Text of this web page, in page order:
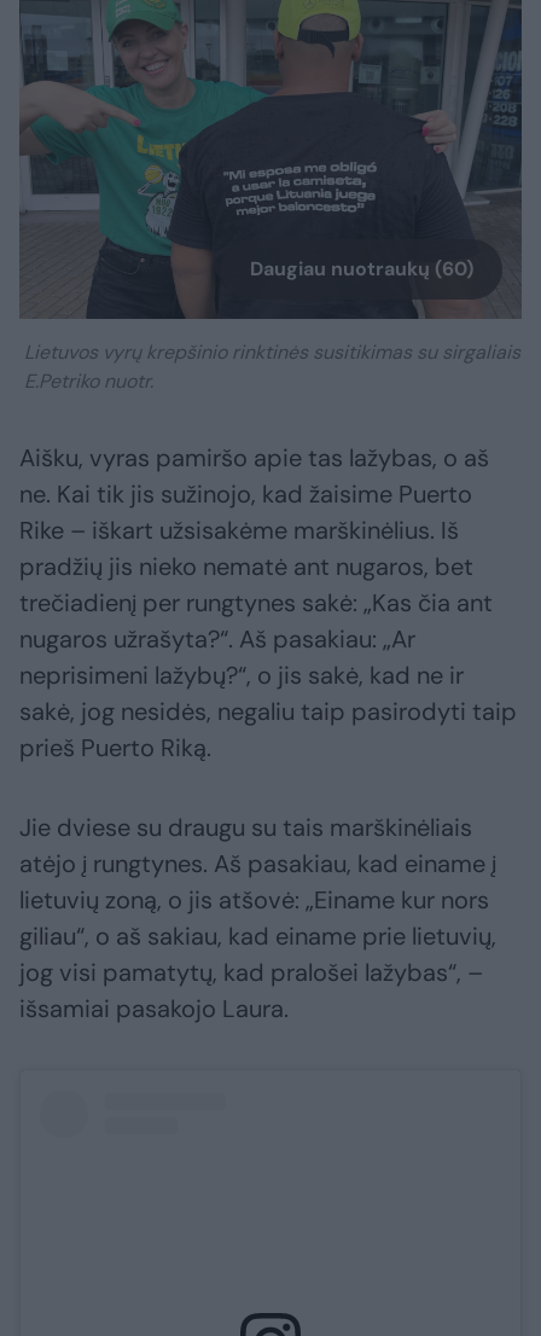
Daugiau nuotraukų (60)
Lietuvos vyrų krepšinio rinktinės susitikimas su sirgaliais
E.Petriko nuotr.
Aišku, vyras pamiršo apie tas lažybas, o aš
ne. Kai tik jis sužinojo, kad žaisime Puerto
Rike – iškart užsisakėme marškinėlius. Iš
pradžių jis nieko nematė ant nugaros, bet
trečiadienį per rungtynes sakė: „Kas čia ant
nugaros užrašyta?“. Aš pasakiau: „Ar
neprisimeni lažybų?“, o jis sakė, kad ne ir
sakė, jog nesidės, negaliu taip pasirodyti taip
prieš Puerto Riką.
Jie dviese su draugu su tais marškinėliais
atėjo į rungtynes. Aš pasakiau, kad einame į
lietuvių zoną, o jis atšovė: „Einame kur nors
giliau“, o aš sakiau, kad einame prie lietuvių,
jog visi pamatytų, kad pralošei lažybas“, –
išsamiai pasakojo Laura.